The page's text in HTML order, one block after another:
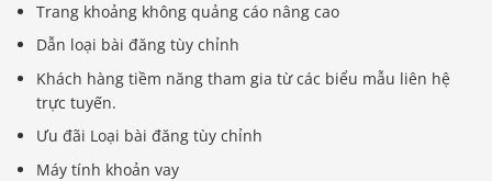
Trang khoảng không quảng cáo nâng cao
Dẫn loại bài đăng tùy chỉnh
Khách hàng tiềm năng tham gia từ các biểu mẫu liên hệ
trực tuyến.
Ưu đãi Loại bài đăng tùy chỉnh
Máy tính khoản vay